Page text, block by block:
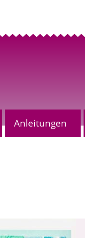
Anleitungen